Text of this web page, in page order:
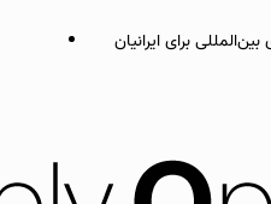
برای ایرانیان